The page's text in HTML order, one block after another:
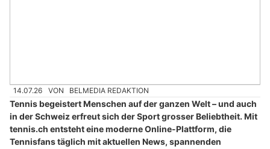
14.07.26 VON BELMEDIA REDAKTION
Tennis begeistert Menschen auf der ganzen Welt – und auch
in der Schweiz erfreut sich der Sport grosser Beliebtheit. Mit
tennis.ch entsteht eine moderne Online-Plattform, die
Tennisfans täglich mit aktuellen News, spannenden